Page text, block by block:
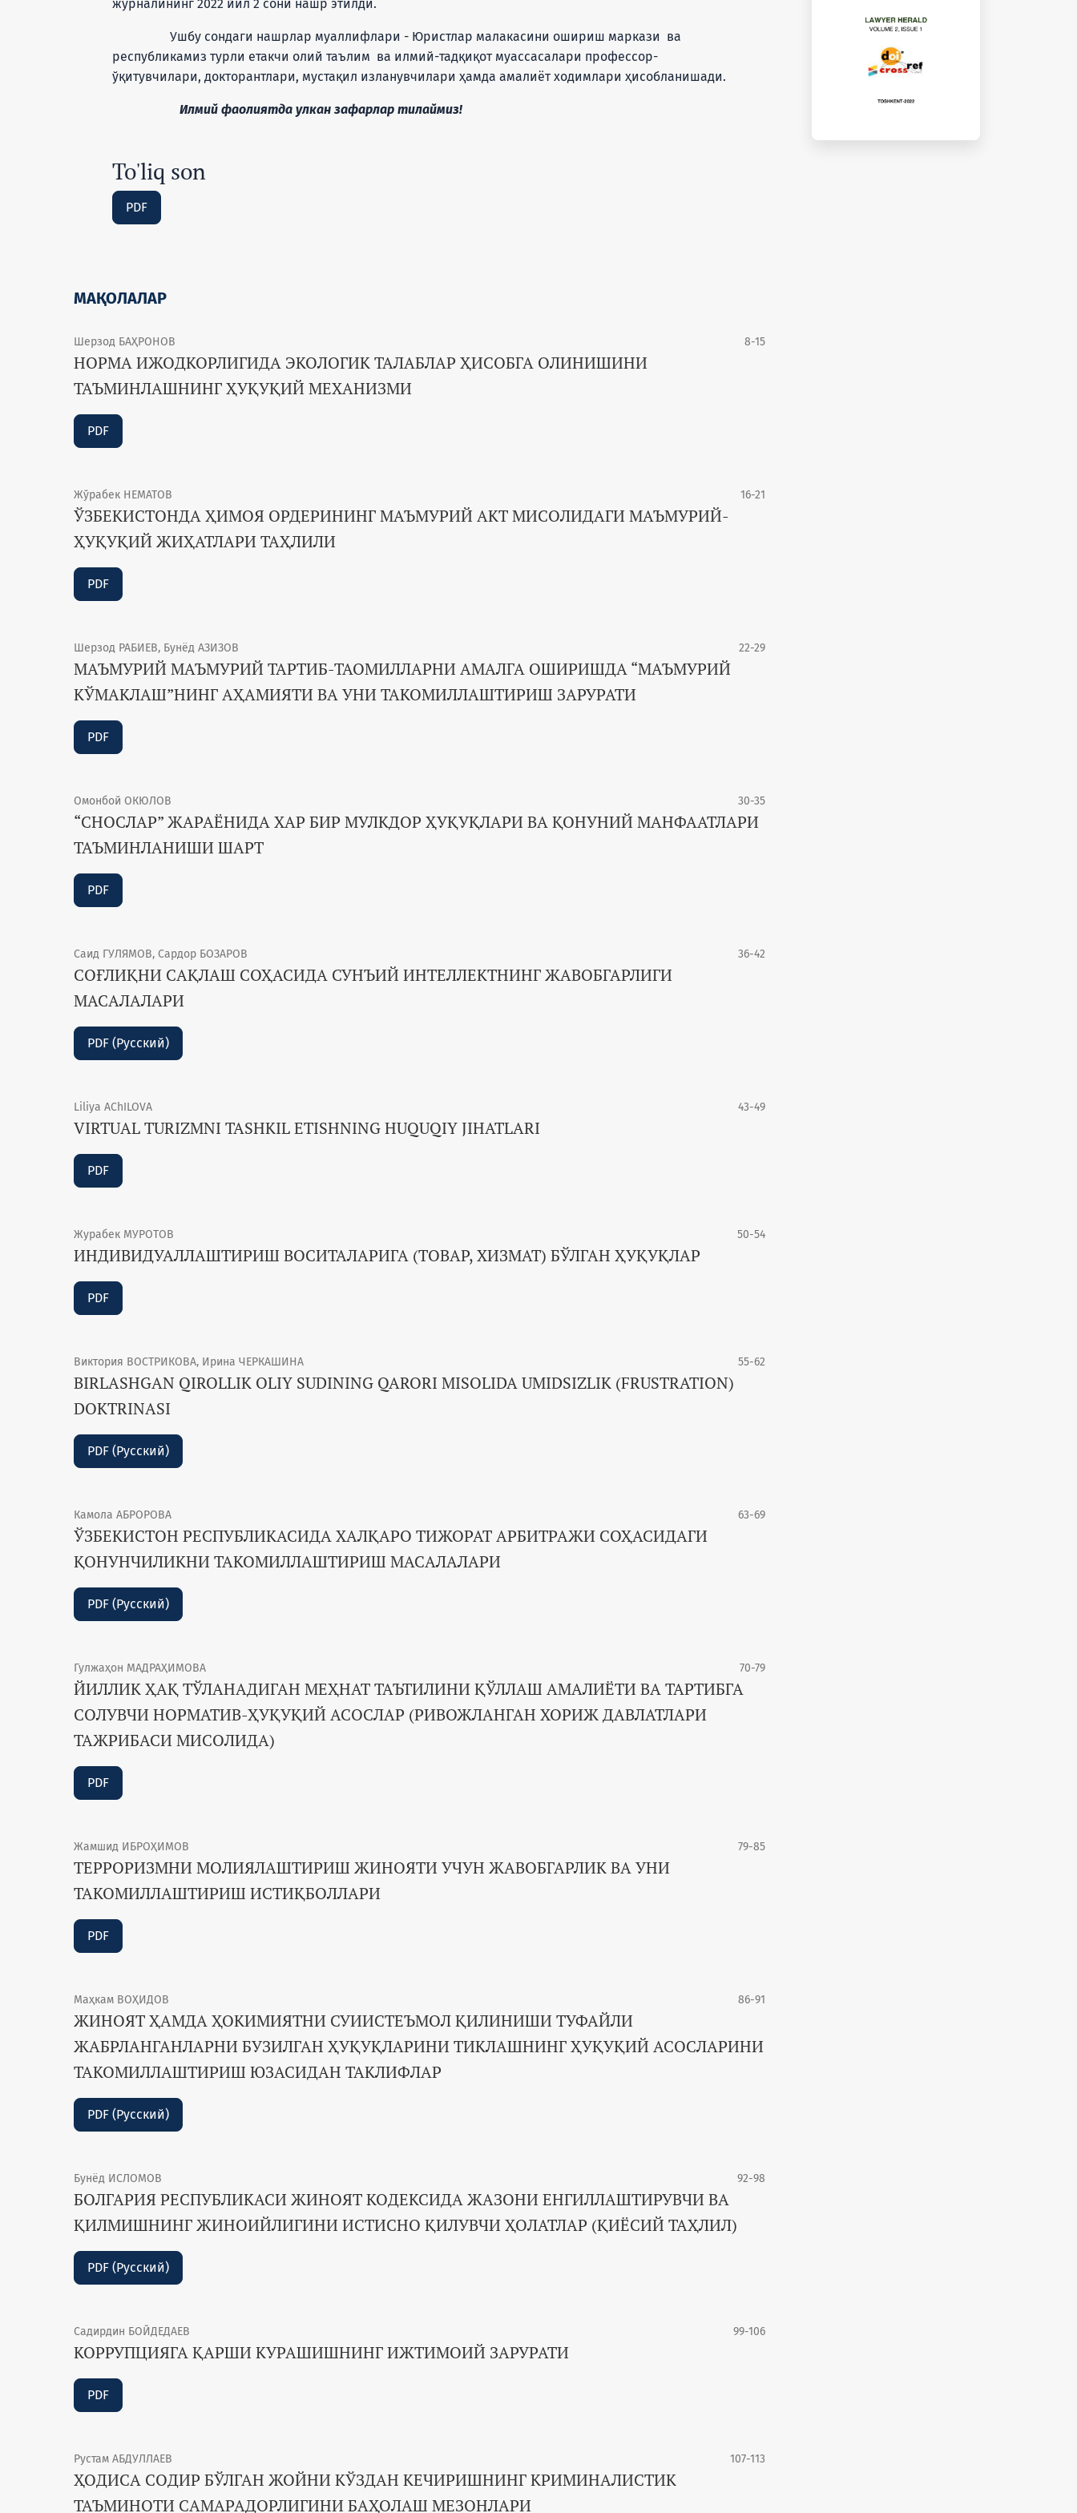
журналининг 2022 йил 2 сони нашр этилди.
Ушбу сондаги нашрлар муаллифлари - Юристлар малакасини ошириш маркази ва
республикамиз турли етакчи олий таълим ва илмий-тадқиқот муассасалари профессор-
ўқитувчилари, докторантлари, мустақил изланувчилари ҳамда амалиёт ходимлари ҳисобланишади.
Илмий фаолиятда улкан зафарлар тилаймиз!
To'liq son
PDF
МАҚОЛАЛАР
Шерзод БАҲРОНОВ 8-15
НОРМА ИЖОДКОРЛИГИДА ЭКОЛОГИК ТАЛАБЛАР ҲИСОБГА ОЛИНИШИНИ
ТАЪМИНЛАШНИНГ ҲУҚУҚИЙ МЕХАНИЗМИ
PDF
Жўрабек НЕМАТОВ 16-21
ЎЗБЕКИСТОНДА ҲИМОЯ ОРДЕРИНИНГ МАЪМУРИЙ АКТ МИСОЛИДАГИ МАЪМУРИЙ-
ҲУҚУҚИЙ ЖИҲАТЛАРИ ТАҲЛИЛИ
PDF
Шерзод РАБИЕВ, Бунёд АЗИЗОВ 22-29
МАЪМУРИЙ МАЪМУРИЙ ТАРТИБ-ТАОМИЛЛАРНИ АМАЛГА ОШИРИШДА “МАЪМУРИЙ
КЎМАКЛАШ”НИНГ АҲАМИЯТИ ВА УНИ ТАКОМИЛЛАШТИРИШ ЗАРУРАТИ
PDF
Омонбой ОКЮЛОВ 30-35
“СНОСЛАР” ЖАРАЁНИДА ХАР БИР МУЛКДОР ҲУҚУҚЛАРИ ВА ҚОНУНИЙ МАНФААТЛАРИ
ТАЪМИНЛАНИШИ ШАРТ
PDF
Саид ГУЛЯМОВ, Сардор БОЗАРОВ 36-42
СОҒЛИҚНИ САҚЛАШ СОҲАСИДА СУНЪИЙ ИНТЕЛЛЕКТНИНГ ЖАВОБГАРЛИГИ
МАСАЛАЛАРИ
PDF (Русский)
Liliya АChILOVА 43-49
VIRTUAL TURIZMNI TASHKIL ETISHNING HUQUQIY JIHATLARI
PDF
Журабек МУРОТОВ 50-54
ИНДИВИДУАЛЛАШТИРИШ ВОСИТАЛАРИГА (ТОВАР, ХИЗМАТ) БЎЛГАН ҲУҚУҚЛАР
PDF
Виктория ВОСТРИКОВА, Ирина ЧЕРКАШИНА 55-62
BIRLASHGAN QIROLLIK OLIY SUDINING QARORI MISOLIDA UMIDSIZLIK (FRUSTRATION)
DOKTRINASI
PDF (Русский)
Камола АБРОРОВА 63-69
ЎЗБЕКИСТОН РЕСПУБЛИКАСИДА ХАЛҚАРО ТИЖОРАТ АРБИТРАЖИ СОҲАСИДАГИ
ҚОНУНЧИЛИКНИ ТАКОМИЛЛАШТИРИШ МАСАЛАЛАРИ
PDF (Русский)
Гулжаҳон МАДРАҲИМОВА 70-79
ЙИЛЛИК ҲАҚ ТЎЛАНАДИГАН МЕҲНАТ ТАЪТИЛИНИ ҚЎЛЛАШ АМАЛИЁТИ ВА ТАРТИБГА
СОЛУВЧИ НОРМАТИВ-ҲУҚУҚИЙ АСОСЛАР (РИВОЖЛАНГАН ХОРИЖ ДАВЛАТЛАРИ
ТАЖРИБАСИ МИСОЛИДА)
PDF
Жамшид ИБРОҲИМОВ 79-85
ТЕРРОРИЗМНИ МОЛИЯЛАШТИРИШ ЖИНОЯТИ УЧУН ЖАВОБГАРЛИК ВА УНИ
ТАКОМИЛЛАШТИРИШ ИСТИҚБОЛЛАРИ
PDF
Маҳкам ВОҲИДОВ 86-91
ЖИНОЯТ ҲАМДА ҲОКИМИЯТНИ СУИИСТЕЪМОЛ ҚИЛИНИШИ ТУФАЙЛИ
ЖАБРЛАНГАНЛАРНИ БУЗИЛГАН ҲУҚУҚЛАРИНИ ТИКЛАШНИНГ ҲУҚУҚИЙ АСОСЛАРИНИ
ТАКОМИЛЛАШТИРИШ ЮЗАСИДАН ТАКЛИФЛАР
PDF (Русский)
Бунёд ИСЛОМОВ 92-98
БОЛГАРИЯ РЕСПУБЛИКАСИ ЖИНОЯТ КОДЕКСИДА ЖАЗОНИ ЕНГИЛЛАШТИРУВЧИ ВА
ҚИЛМИШНИНГ ЖИНОИЙЛИГИНИ ИСТИСНО ҚИЛУВЧИ ҲОЛАТЛАР (ҚИЁСИЙ ТАҲЛИЛ)
PDF (Русский)
Садирдин БОЙДЕДАЕВ 99-106
КОРРУПЦИЯГА ҚАРШИ КУРАШИШНИНГ ИЖТИМОИЙ ЗАРУРАТИ
PDF
Рустам АБДУЛЛАЕВ 107-113
ҲОДИСА СОДИР БЎЛГАН ЖОЙНИ КЎЗДАН КЕЧИРИШНИНГ КРИМИНАЛИСТИК
ТАЪМИНОТИ САМАРАДОРЛИГИНИ БАҲОЛАШ МЕЗОНЛАРИ